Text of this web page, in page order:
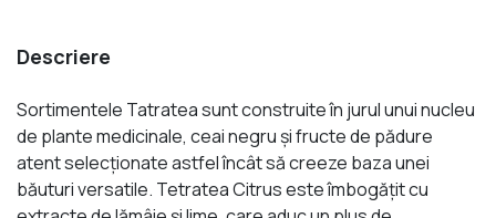
Descriere
Sortimentele Tatratea sunt construite în jurul unui nucleu
de plante medicinale, ceai negru şi fructe de pădure
atent selecţionate astfel încât să creeze baza unei
băuturi versatile. Tetratea Citrus este îmbogăţit cu